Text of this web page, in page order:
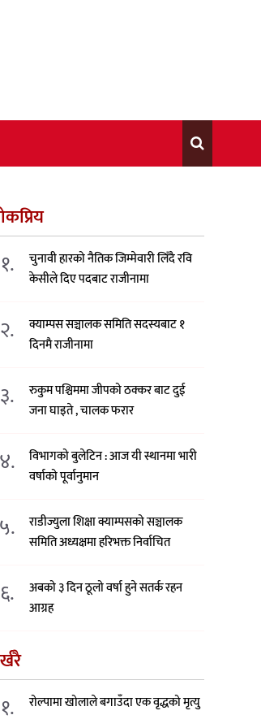
१.
चुनावी हारको नैतिक जिम्मेवारी लिँदै रवि
केसीले दिए पदबाट राजीनामा
२.
क्याम्पस सञ्चालक समिति सदस्यबाट १
दिनमै राजीनामा
३.
रुकुम पश्चिममा जीपको ठक्कर बाट दुई
जना घाइते , चालक फरार
४.
विभागको बुलेटिन : आज यी स्थानमा भारी
वर्षाको पूर्वानुमान
५.
राडीज्युला शिक्षा क्याम्पसको सञ्चालक
समिति अध्यक्षमा हरिभक्त निर्वाचित
६.
अबको ३ दिन ठूलो वर्षा हुने सतर्क रहन
आग्रह
१. रोल्पामा खोलाले बगाउँदा एक वृद्धको मृत्यु